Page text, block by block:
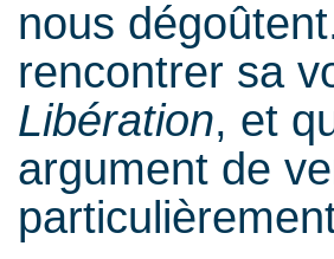
nous
rencontrer sa
Libération, et
argument de